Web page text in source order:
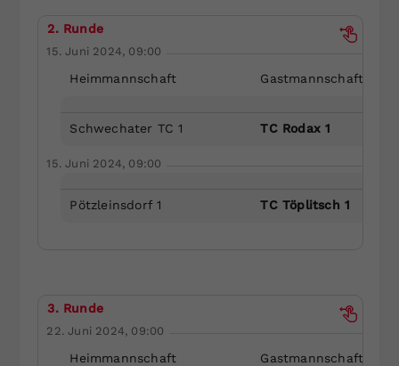
2. Runde
15. Juni 2024, 09:00
Heimmannschaft Gastmannschaft
Schwechater TC 1 TC Rodax 1
15. Juni 2024, 09:00
Pötzleinsdorf 1 TC Töplitsch 1
3. Runde
22. Juni 2024, 09:00
Heimmannschaft Gastmannschaft